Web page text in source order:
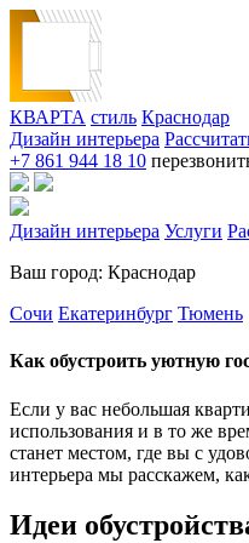
КВАРТА стиль Краснодар
Дизайн интерьера
+7 861 944 18 10
Дизайн интерьера Услуги
Ваш город: Краснодар
Сочи Екатеринбург Тюмень
Как обустроить уютную
Если у вас небольшая
использования и в то же
станет местом, где вы с
интерьера мы расскажем,
Идеи